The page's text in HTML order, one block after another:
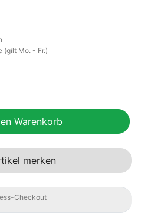
(gilt Mo. - Fr.)
Warenkorb
merken
Checkout